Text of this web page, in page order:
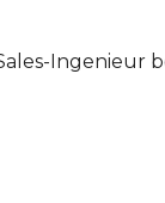
Ingenieur